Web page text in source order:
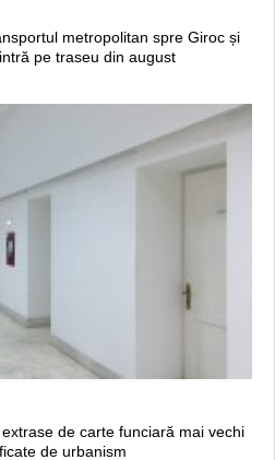
metropolitan spre Giroc și
pe traseu din august
de carte funciară mai vechi
de urbanism